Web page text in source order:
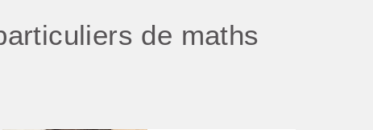
de maths